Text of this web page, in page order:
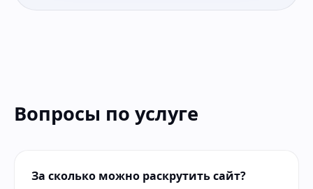
Вопросы по услуге
За сколько можно раскрутить сайт?